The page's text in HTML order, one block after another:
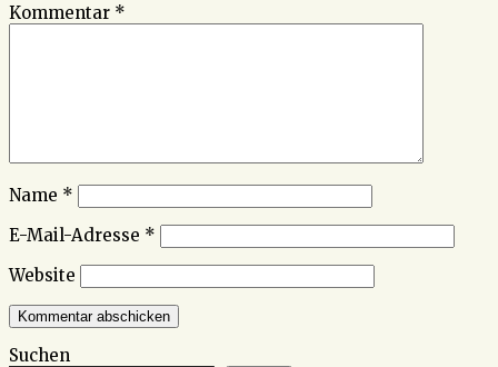
Kommentar *
Name *
E-Mail-Adresse *
Website
Suchen